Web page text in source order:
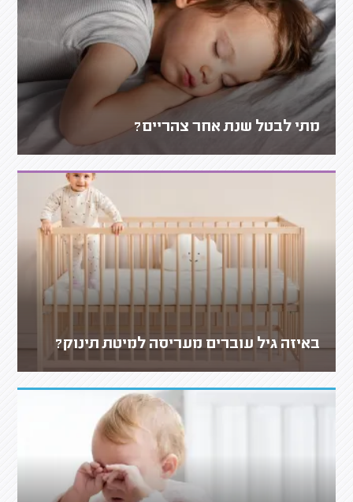
מתי לבטל שנת אחר צהריים?
באיזה גיל עוברים מעריסה למיטת תינוק?